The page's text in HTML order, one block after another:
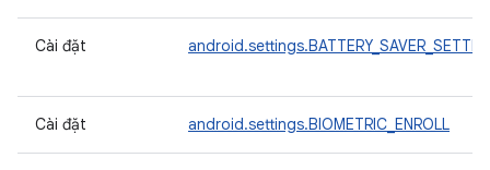
Cài đặt
Cài đặt android.settings.BIOMETRIC_ENROLL